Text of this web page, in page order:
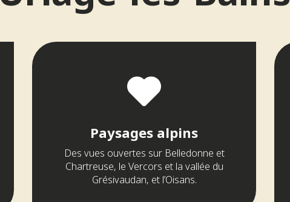
Paysages alpins
Des vues ouvertes sur Belledonne et
Chartreuse, le Vercors et la vallée du
Grésivaudan, et l’Oisans.